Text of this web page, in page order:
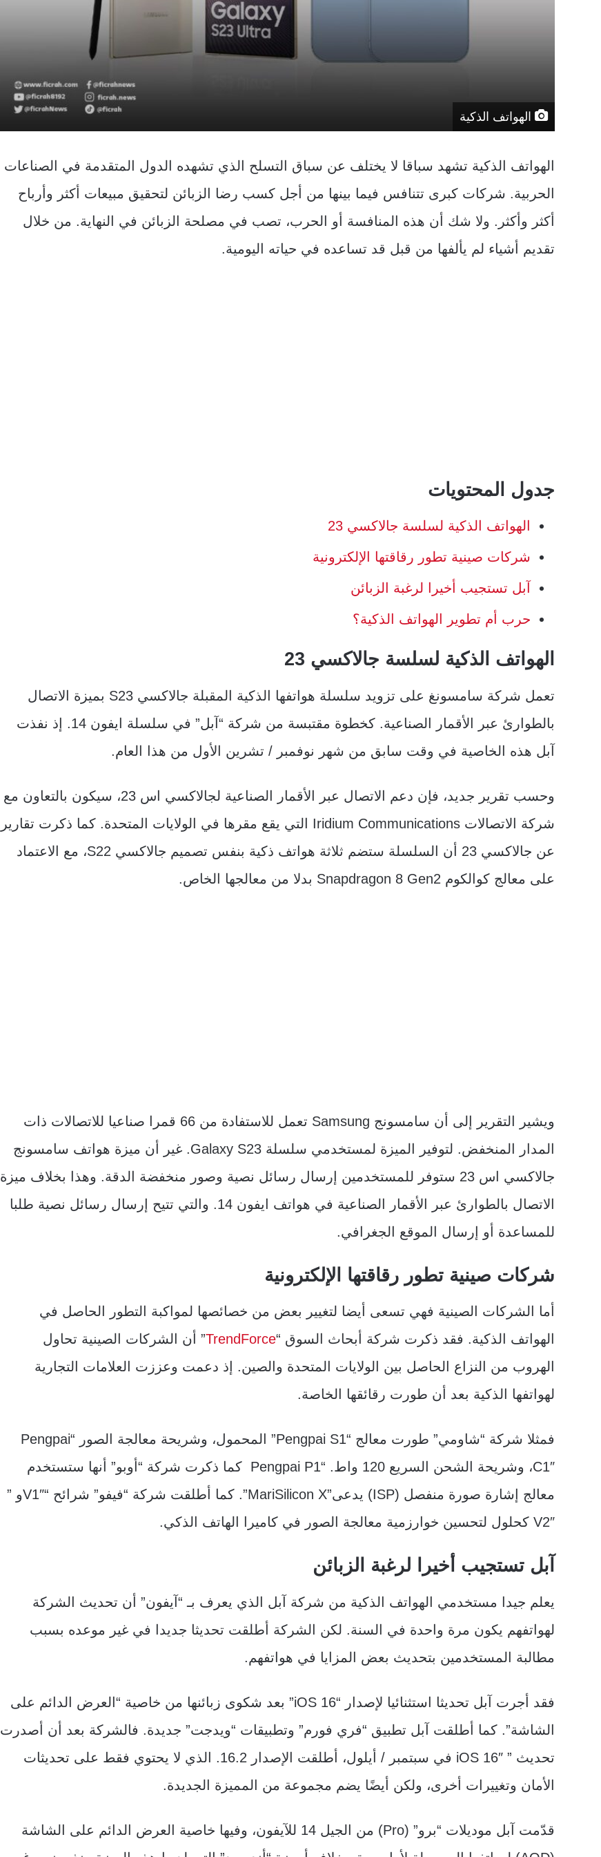
الهواتف الذكية
الهواتف الذكية تشهد سباقا لا يختلف عن سباق التسلح الذي تشهده الدول المتقدمة في الصناعات
الحربية. شركات كبرى تتنافس فيما بينها من أجل كسب رضا الزبائن لتحقيق مبيعات أكثر وأرباح
أكثر وأكثر. ولا شك أن هذه المنافسة أو الحرب، تصب في مصلحة الزبائن في النهاية. من خلال
تقديم أشياء لم يألفها من قبل قد تساعده في حياته اليومية.
جدول المحتويات
الهواتف الذكية لسلسة جالاكسي 23
شركات صينية تطور رقاقتها الإلكترونية
آبل تستجيب أخيرا لرغبة الزبائن
حرب أم تطوير الهواتف الذكية؟
الهواتف الذكية لسلسة جالاكسي 23
تعمل شركة سامسونغ على تزويد سلسلة هواتفها الذكية المقبلة جالاكسي S23 بميزة الاتصال
بالطوارئ عبر الأقمار الصناعية. كخطوة مقتبسة من شركة “آبل” في سلسلة ايفون 14. إذ نفذت
آبل هذه الخاصية في وقت سابق من شهر نوفمبر / تشرين الأول من هذا العام.
وحسب تقرير جديد، فإن دعم الاتصال عبر الأقمار الصناعية لجالاكسي اس 23، سيكون بالتعاون مع
شركة الاتصالات Iridium Communications التي يقع مقرها في الولايات المتحدة. كما ذكرت تقارير
عن جالاكسي 23 أن السلسلة ستضم ثلاثة هواتف ذكية بنفس تصميم جالاكسي S22، مع الاعتماد
على معالج كوالكوم Snapdragon 8 Gen2 بدلا من معالجها الخاص.
ويشير التقرير إلى أن سامسونج Samsung تعمل للاستفادة من 66 قمرا صناعيا للاتصالات ذات
المدار المنخفض. لتوفير الميزة لمستخدمي سلسلة Galaxy S23. غير أن ميزة هواتف سامسونج
جالاكسي اس 23 ستوفر للمستخدمين إرسال رسائل نصية وصور منخفضة الدقة. وهذا بخلاف ميزة
الاتصال بالطوارئ عبر الأقمار الصناعية في هواتف ايفون 14. والتي تتيح إرسال رسائل نصية طلبا
للمساعدة أو إرسال الموقع الجغرافي.
شركات صينية تطور رقاقتها الإلكترونية
أما الشركات الصينية فهي تسعى أيضا لتغيير بعض من خصائصها لمواكبة التطور الحاصل في
الهواتف الذكية. فقد ذكرت شركة أبحاث السوق “TrendForce” أن الشركات الصينية تحاول
الهروب من النزاع الحاصل بين الولايات المتحدة والصين. إذ دعمت وعززت العلامات التجارية
لهواتفها الذكية بعد أن طورت رقائقها الخاصة.
فمثلا شركة “شاومي” طورت معالج “Pengpai S1” المحمول، وشريحة معالجة الصور “Pengpai
C1″، وشريحة الشحن السريع 120 واط. “Pengpai P1 كما ذكرت شركة “أوبو” أنها ستستخدم
معالج إشارة صورة منفصل (ISP) يدعى”MariSilicon X”. كما أطلقت شركة “فيفو” شرائح “V1″و ”
V2″ كحلول لتحسين خوارزمية معالجة الصور في كاميرا الهاتف الذكي.
آبل تستجيب أخيرا لرغبة الزبائن
يعلم جيدا مستخدمي الهواتف الذكية من شركة آبل الذي يعرف بـ “آيفون” أن تحديث الشركة
لهواتفهم يكون مرة واحدة في السنة. لكن الشركة أطلقت تحديثا جديدا في غير موعده بسبب
مطالبة المستخدمين بتحديث بعض المزايا في هواتفهم.
فقد أجرت آبل تحديثا استثنائيا لإصدار “iOS 16” بعد شكوى زبائنها من خاصية “العرض الدائم على
الشاشة”. كما أطلقت آبل تطبيق “فري فورم” وتطبيقات “ويدجت” جديدة. فالشركة بعد أن أصدرت
تحديث ” iOS 16″ في سبتمبر / أيلول، أطلقت الإصدار 16.2. الذي لا يحتوي فقط على تحديثات
الأمان وتغييرات أخرى، ولكن أيضًا يضم مجموعة من المميزة الجديدة.
قدّمت آبل موديلات “برو” (Pro) من الجيل 14 للآيفون، وفيها خاصية العرض الدائم على الشاشة